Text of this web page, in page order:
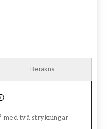
Beräkna
med två strykningar